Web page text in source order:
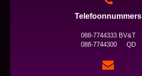
Telefoonnummers
088-7744333 BV&T
088-7744300 QD